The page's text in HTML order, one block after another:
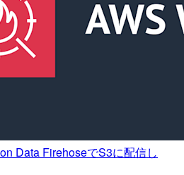
Data FirehoseでS3に配信し